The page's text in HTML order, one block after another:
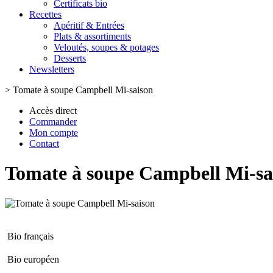
Certificats bio
Recettes
Apéritif & Entrées
Plats & assortiments
Veloutés, soupes & potages
Desserts
Newsletters
> Tomate à soupe Campbell Mi-saison
Accès direct
Commander
Mon compte
Contact
Tomate à soupe Campbell Mi-
Bio français
Bio européen